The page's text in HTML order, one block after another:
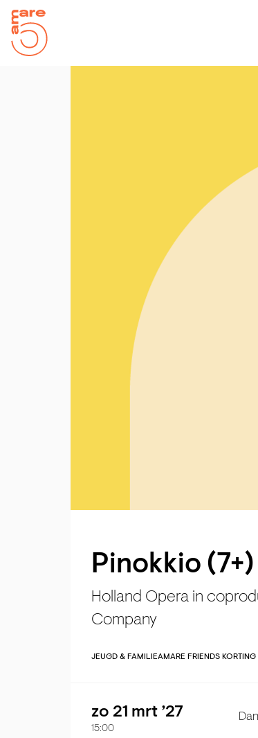
Pinokkio (7+)
Holland Opera in
Company
JEUGD & FAMILIEAMARE FRIENDS KORTING
zo 21 mrt ’27
15:00